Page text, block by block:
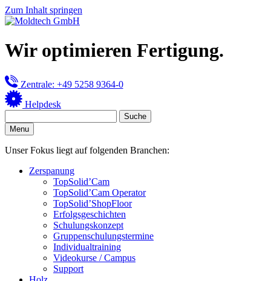
Zum Inhalt springen
Wir optimieren Fertigung.
Zentrale: +49 5258 9364-0
Helpdesk
Menu
Unser Fokus liegt auf folgenden Branchen:
Zerspanung
TopSolid’Cam
TopSolid’Cam Operator
TopSolid’ShopFloor
Erfolgsgeschichten
Schulungskonzept
Gruppenschulungstermine
Individualtraining
Videokurse / Campus
Support